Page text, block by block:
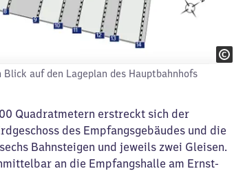
auf den Lageplan des Hauptbahnhofs
Quadratmetern erstreckt sich der
des Empfangsgebäudes und die
Bahnsteigen und jeweils zwei Gleisen.
an die Empfangshalle am Ernst-